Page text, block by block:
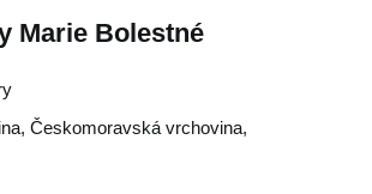
Marie Bolestné
, Českomoravská vrchovina,